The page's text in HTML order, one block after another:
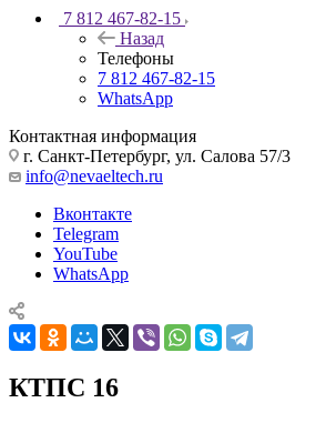
7 812 467-82-15
Назад
Телефоны
7 812 467-82-15
WhatsApp
Контактная информация
г. Санкт-Петербург, ул. Салова 57/3
info@nevaeltech.ru
Вконтакте
Telegram
YouTube
WhatsApp
КТПС 16